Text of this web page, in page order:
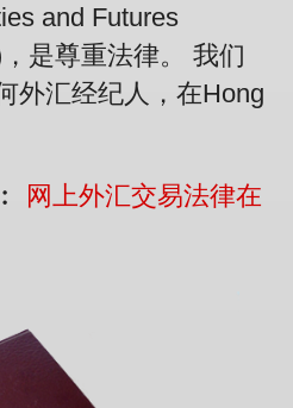
and Futures
是尊重法律。 我们
外汇经纪人，在Hong
网上外汇交易法律在